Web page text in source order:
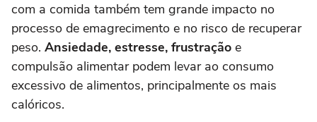
com a comida também tem grande impacto no
processo de emagrecimento e no risco de recuperar
peso. Ansiedade, estresse, frustração e
compulsão alimentar podem levar ao consumo
excessivo de alimentos, principalmente os mais
calóricos.